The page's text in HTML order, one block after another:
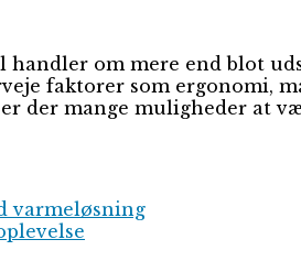
om mere end blot
faktorer som ergonomi,
der mange muligheder at
varmeløsning